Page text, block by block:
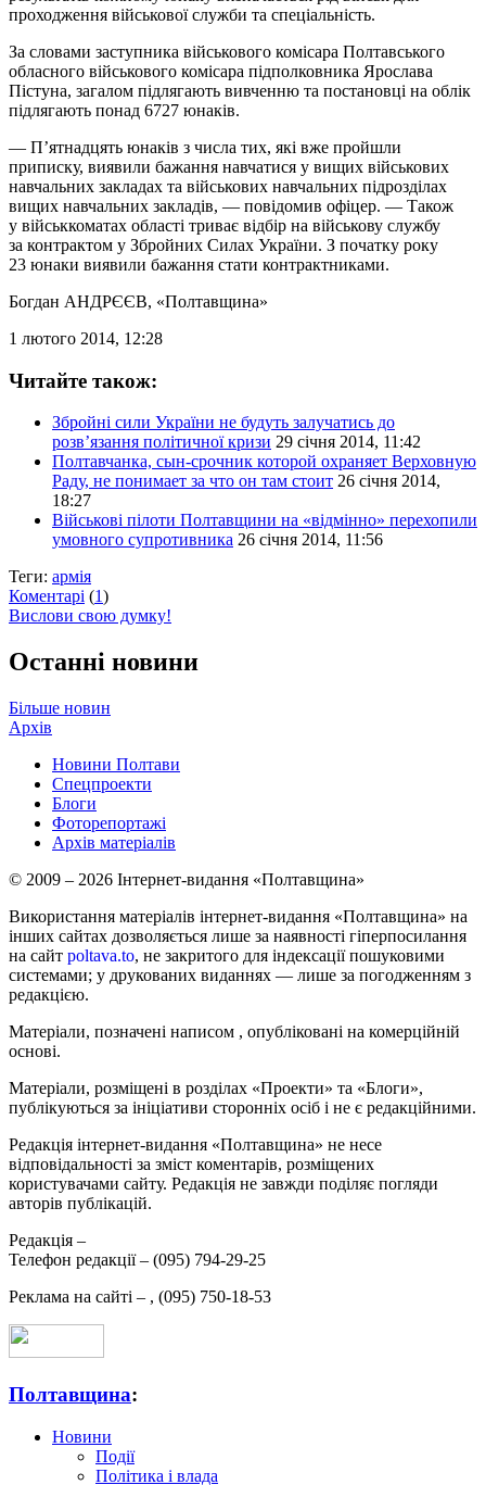
проходження військової служби та спеціальність.
За словами заступника військового комісара Полтавського
обласного військового комісара підполковника Ярослава
Пістуна, загалом підлягають вивченню та постановці на облік
підлягають понад 6727 юнаків.
— П’ятнадцять юнаків з числа тих, які вже пройшли
приписку, виявили бажання навчатися у вищих військових
навчальних закладах та військових навчальних підрозділах
вищих навчальних закладів, — повідомив офіцер. — Також
у військкоматах області триває відбір на військову службу
за контрактом у Збройних Силах України. З початку року
23 юнаки виявили бажання стати контрактниками.
Богдан АНДРЄЄВ, «Полтавщина»
1 лютого 2014, 12:28
Читайте також:
Збройні сили України не будуть залучатись до
розв’язання політичної кризи 29 січня 2014, 11:42
Полтавчанка, сын-срочник которой охраняет Верховную
Раду, не понимает за что он там стоит 26 січня 2014,
18:27
Військові пілоти Полтавщини на «відмінно» перехопили
умовного супротивника 26 січня 2014, 11:56
Теги: армія
Коментарі (1)
Вислови свою думку!
Останні новини
Більше новин
Архів
Новини Полтави
Спецпроекти
Блоги
Фоторепортажі
Архів матеріалів
© 2009 – 2026 Інтернет-видання «Полтавщина»
Використання матеріалів інтернет-видання «Полтавщина» на
інших сайтах дозволяється лише за наявності гіперпосилання
на сайт poltava.to, не закритого для індексації пошуковими
системами; у друкованих виданнях — лише за погодженням з
редакцією.
Матеріали, позначені написом , опубліковані на комерційній
основі.
Матеріали, розміщені в розділах «Проекти» та «Блоги»,
публікуються за ініціативи сторонніх осіб і не є редакційними.
Редакція інтернет-видання «Полтавщина» не несе
відповідальності за зміст коментарів, розміщених
користувачами сайту. Редакція не завжди поділяє погляди
авторів публікацій.
Редакція –
Телефон редакції – (095) 794-29-25
Реклама на сайті – , (095) 750-18-53
Полтавщина:
Новини
Події
Політика і влада